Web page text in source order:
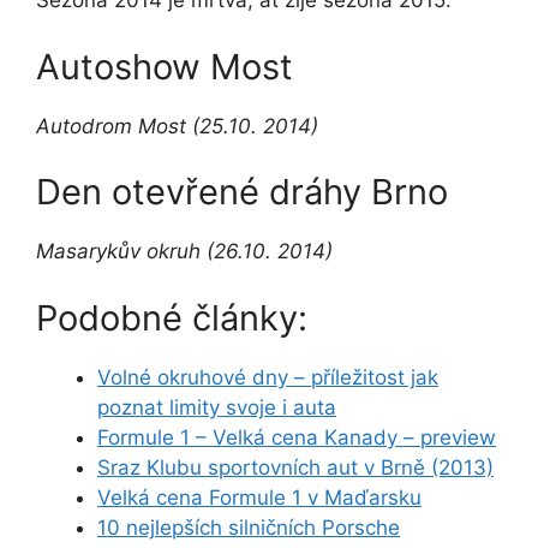
Autoshow Most
Autodrom Most (25.10. 2014)
Den otevřené dráhy Brno
Masarykův okruh (26.10. 2014)
Podobné články:
Volné okruhové dny – příležitost jak
poznat limity svoje i auta
Formule 1 – Velká cena Kanady – preview
Sraz Klubu sportovních aut v Brně (2013)
Velká cena Formule 1 v Maďarsku
10 nejlepších silničních Porsche